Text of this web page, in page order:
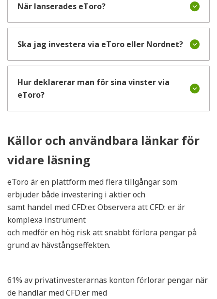
När lanserades eToro?
Ska jag investera via eToro eller Nordnet?
Hur deklarerar man för sina vinster via
eToro?
Källor och användbara länkar för
vidare läsning
eToro är en plattform med flera tillgångar som
erbjuder både investering i aktier och
samt handel med CFD:er. Observera att CFD: er är
komplexa instrument
och medför en hög risk att snabbt förlora pengar på
grund av hävstångseffekten.
61% av privatinvesterarnas konton förlorar pengar när
de handlar med CFD:er med